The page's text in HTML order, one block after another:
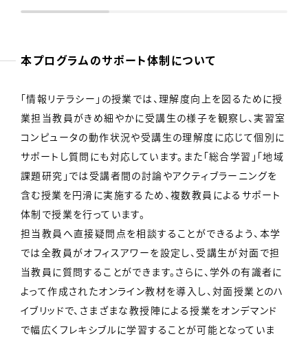
本プログラムのサポート体制について
「情報リテラシー」の授業では、理解度向上を図るために授
業担当教員がきめ細やかに受講生の様子を観察し、実習室
コンピュータの動作状況や受講生の理解度に応じて個別に
サポートし質問にも対応しています。また「総合学習」「地域
課題研究」では受講者間の討論やアクティブラーニングを
含む授業を円滑に実施するため、複数教員によるサポート
体制で授業を行っています。
担当教員へ直接疑問点を相談することができるよう、本学
では全教員がオフィスアワーを設定し、受講生が対面で担
当教員に質問することができます。さらに、学外の有識者に
よって作成されたオンライン教材を導入し、対面授業とのハ
イブリッドで、さまざまな教授陣による授業をオンデマンド
で幅広くフレキシブルに学習することが可能となっていま